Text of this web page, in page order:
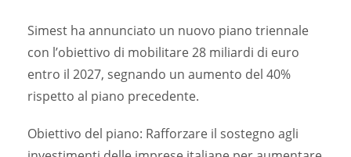
Simest ha annunciato un nuovo piano triennale
con l’obiettivo di mobilitare 28 miliardi di euro
entro il 2027, segnando un aumento del 40%
rispetto al piano precedente.
Obiettivo del piano: Rafforzare il sostegno agli